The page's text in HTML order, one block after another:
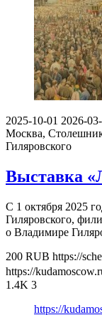
2025-10-01 2026-
Москва,
Гиляровского
Выставка
С 1 октября 2025
Гиляровского,
о Владимире
200 RUB https://
https://
1.4K 3
https://